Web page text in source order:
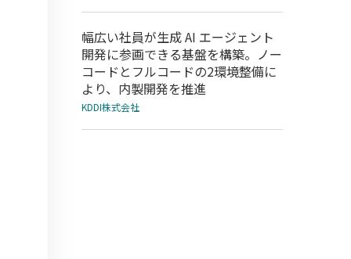
幅広い社員が生成 AI エージェント
開発に参画できる基盤を構築。ノー
コードとフルコードの2環境整備に
より、内製開発を推進
KDDI株式会社